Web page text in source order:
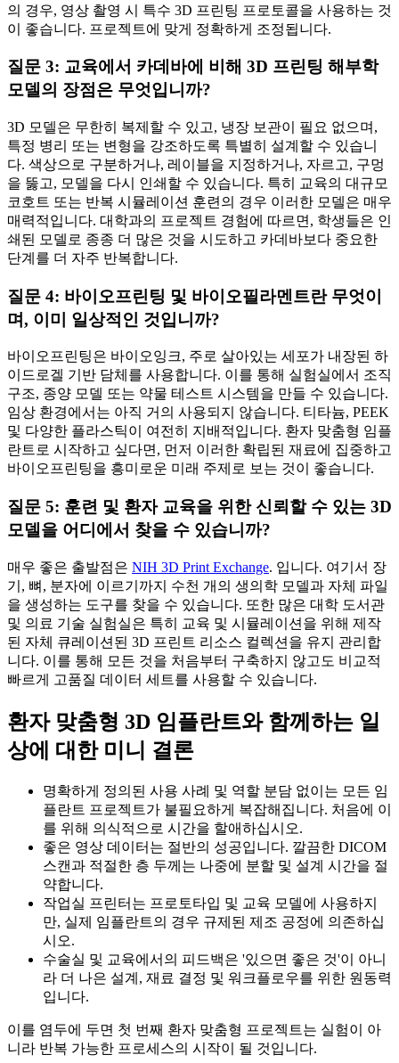
의 경우, 영상 촬영 시 특수 3D 프린팅 프로토콜을 사용하는 것
이 좋습니다. 프로젝트에 맞게 정확하게 조정됩니다.
질문 3: 교육에서 카데바에 비해 3D 프린팅 해부학
모델의 장점은 무엇입니까?
3D 모델은 무한히 복제할 수 있고, 냉장 보관이 필요 없으며,
특정 병리 또는 변형을 강조하도록 특별히 설계할 수 있습니
다. 색상으로 구분하거나, 레이블을 지정하거나, 자르고, 구멍
을 뚫고, 모델을 다시 인쇄할 수 있습니다. 특히 교육의 대규모
코호트 또는 반복 시뮬레이션 훈련의 경우 이러한 모델은 매우
매력적입니다. 대학과의 프로젝트 경험에 따르면, 학생들은 인
쇄된 모델로 종종 더 많은 것을 시도하고 카데바보다 중요한
단계를 더 자주 반복합니다.
질문 4: 바이오프린팅 및 바이오필라멘트란 무엇이
며, 이미 일상적인 것입니까?
바이오프린팅은 바이오잉크, 주로 살아있는 세포가 내장된 하
이드로겔 기반 담체를 사용합니다. 이를 통해 실험실에서 조직
구조, 종양 모델 또는 약물 테스트 시스템을 만들 수 있습니다.
임상 환경에서는 아직 거의 사용되지 않습니다. 티타늄, PEEK
및 다양한 플라스틱이 여전히 지배적입니다. 환자 맞춤형 임플
란트로 시작하고 싶다면, 먼저 이러한 확립된 재료에 집중하고
바이오프린팅을 흥미로운 미래 주제로 보는 것이 좋습니다.
질문 5: 훈련 및 환자 교육을 위한 신뢰할 수 있는 3D
모델을 어디에서 찾을 수 있습니까?
매우 좋은 출발점은 NIH 3D Print Exchange. 입니다. 여기서 장
기, 뼈, 분자에 이르기까지 수천 개의 생의학 모델과 자체 파일
을 생성하는 도구를 찾을 수 있습니다. 또한 많은 대학 도서관
및 의료 기술 실험실은 특히 교육 및 시뮬레이션을 위해 제작
된 자체 큐레이션된 3D 프린트 리소스 컬렉션을 유지 관리합
니다. 이를 통해 모든 것을 처음부터 구축하지 않고도 비교적
빠르게 고품질 데이터 세트를 사용할 수 있습니다.
환자 맞춤형 3D 임플란트와 함께하는 일
상에 대한 미니 결론
명확하게 정의된 사용 사례 및 역할 분담 없이는 모든 임
플란트 프로젝트가 불필요하게 복잡해집니다. 처음에 이
를 위해 의식적으로 시간을 할애하십시오.
좋은 영상 데이터는 절반의 성공입니다. 깔끔한 DICOM
스캔과 적절한 층 두께는 나중에 분할 및 설계 시간을 절
약합니다.
작업실 프린터는 프로토타입 및 교육 모델에 사용하지
만, 실제 임플란트의 경우 규제된 제조 공정에 의존하십
시오.
수술실 및 교육에서의 피드백은 '있으면 좋은 것'이 아니
라 더 나은 설계, 재료 결정 및 워크플로우를 위한 원동력
입니다.
이를 염두에 두면 첫 번째 환자 맞춤형 프로젝트는 실험이 아
니라 반복 가능한 프로세스의 시작이 될 것입니다.